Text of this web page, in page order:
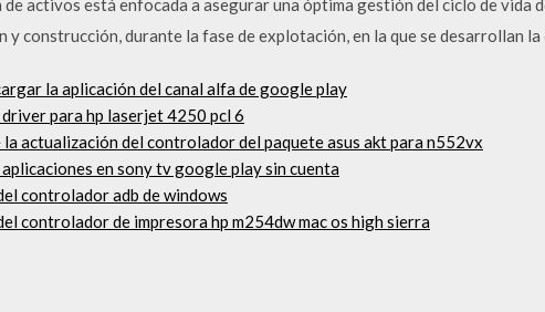
y construcción, durante la fase de explotación, en la que se desarrollan
la aplicación del canal alfa de google play
para hp laserjet 4250 pcl 6
la actualización del controlador del paquete asus akt para n552vx
en sony tv google play sin cuenta
controlador adb de windows
controlador de impresora hp m254dw mac os high sierra